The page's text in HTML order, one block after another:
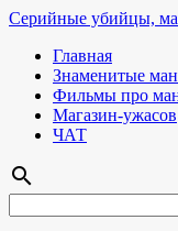
Серийные убийцы,
Главная
Знаменитые
Фильмы про
Магазин-ужасов
ЧАТ
search